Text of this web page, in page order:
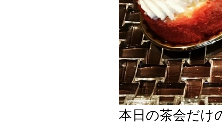
本日の茶会だけ